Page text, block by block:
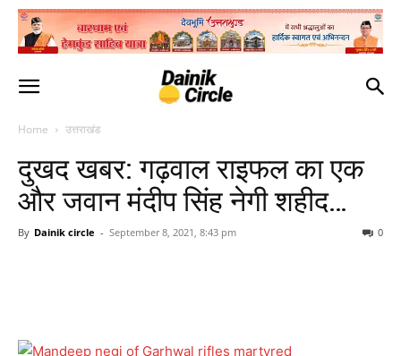
Home उत्तराखंड
दुखद खबर: गढ़वाल राइफल का एक
और जवान मंदीप सिंह नेगी शहीद…
By Dainik circle - September 8, 2021, 8:43 pm 0